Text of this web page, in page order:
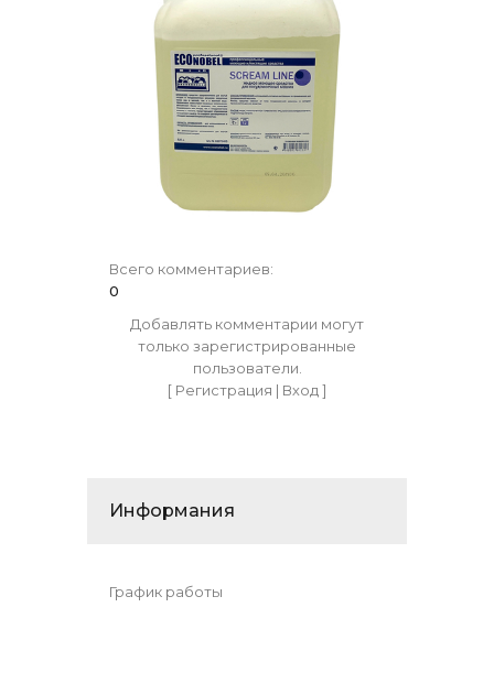
Всего комментариев:
0
Добавлять комментарии могут
только зарегистрированные
пользователи.
[ Регистрация | Вход]
Информания
График работы